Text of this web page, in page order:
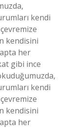
kendi
kendisini
her
gibi ince
kendi
kendisini
her